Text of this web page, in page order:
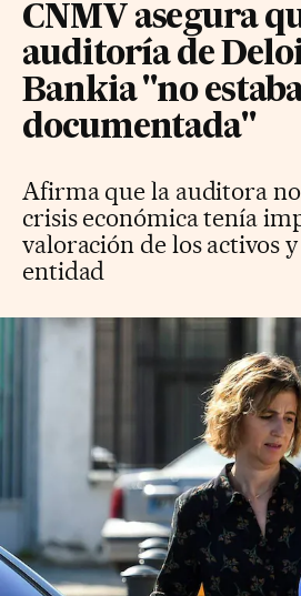
CNMV asegura
auditoría de
Bankia "no
documentada"
Afirma que la auditora
crisis económica tenía
valoración de los activos
entidad